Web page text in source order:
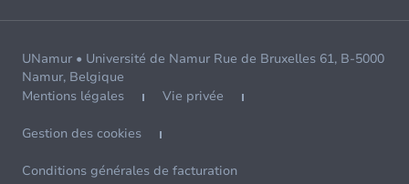
UNamur • Université de Namur Rue de Bruxelles 61, B-5000
Namur, Belgique
Mentions légales
Vie privée
Gestion des cookies
Conditions générales de facturation